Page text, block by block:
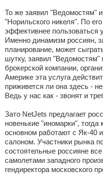
То же заявил "Ведомостям"
"Норильского никеля". По
эффективнее пользоваться
Именно динамизм россиян,
планирование, может
шутку, заявил "Ведомостям"
брокерской компании,
Америке эта услуга
приживется ли она здесь -
Ведь у нас как - звонят и
Зато NetJets предлагает
новенькие "иномарки",
основном работают с Як-40
салоном. Участники рынка
состоятельные россияне
самолетами западного
гендиректора московского